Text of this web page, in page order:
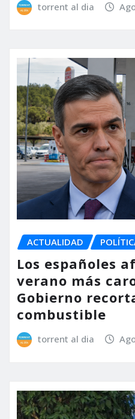
torrent al dia
ACTUALIDAD
Los españoles
verano más
Gobierno
combustible
torrent al dia